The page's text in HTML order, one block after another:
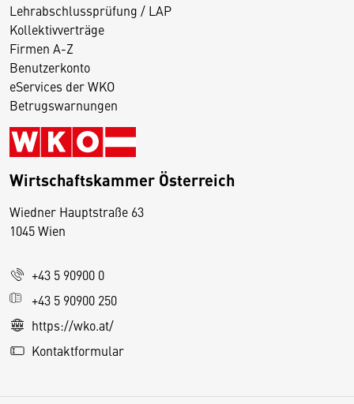
Lehrabschlussprüfung / LAP
Kollektivverträge
Firmen A-Z
Benutzerkonto
eServices der WKO
Betrugswarnungen
Wirtschaftskammer Österreich
Wiedner Hauptstraße 63
1045 Wien
+43 5 90900 0
+43 5 90900 250
https://wko.at/
Kontaktformular
D
s
e
S
e